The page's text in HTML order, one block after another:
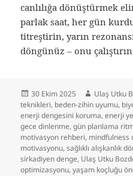
canlılığa dönüştürmek
parlak saat, her gün
titreştirin, yarın
döngünüz – onu
Yayın
tarihi
30 Ekim 2025 Yazar
Ulaş Utku
teknikleri, beden-zihin uyumu,
enerji dengesini koruma,enerji
gece dinlenme,gün planlama
motivasyon rehberi, mindfulness
motivasyonu,sağlıklı alışkanlık
sirkadiyen denge, Ulaş Utku
optimizasyonu,yaşam koçluğu